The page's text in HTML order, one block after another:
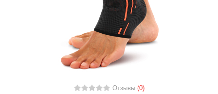
Отзывы (0)